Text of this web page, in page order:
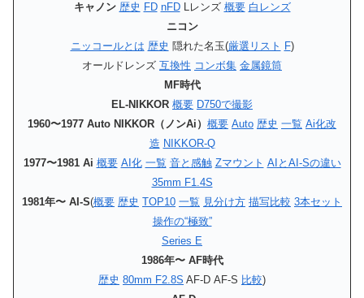
キャノン 歴史 FD nFDLレンズ 概要 白レンズ
ニコン
ニッコールとは 歴史 隠れた名玉(厳選リスト F)
オールドレンズ 互換性 コンボ集 金属鏡筒
MF時代
EL-NIKKOR 概要 D750で撮影
1960〜1977 Auto NIKKOR（ノンAi） 概要 Auto 歴史 一覧 Ai化改
造 NIKKOR-Q
1977〜1981 Ai 概要 AI化 一覧 音と感触 Zマウント AIとAI-Sの違い
35mm F1.4S
1981年〜 AI-S(概要 歴史 TOP10 一覧 見分け方 描写比較 3本セット
操作の“極致”
Series E
1986年〜 AF時代
歴史 80mm F2.8S AF-D AF-S 比較)